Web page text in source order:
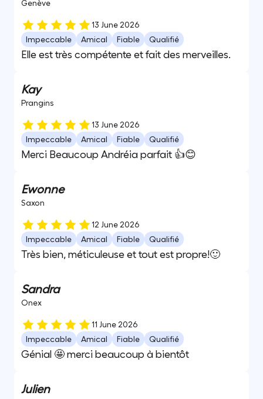
Genève
13 June 2026
Impeccable
Amical Fiable Qualifié
Elle est très compétente et fait des merveilles.
Kay
Prangins
13 June 2026
Impeccable
Amical Fiable Qualifié
Merci Beaucoup Andréia parfait 👍😊
Ewonne
Saxon
12 June 2026
Impeccable
Amical Fiable Qualifié
Très bien, méticuleuse et tout est propre!🙂
Sandra
Onex
11 June 2026
Impeccable
Amical Fiable Qualifié
Génial 🤩 merci beaucoup à bientôt
Julien